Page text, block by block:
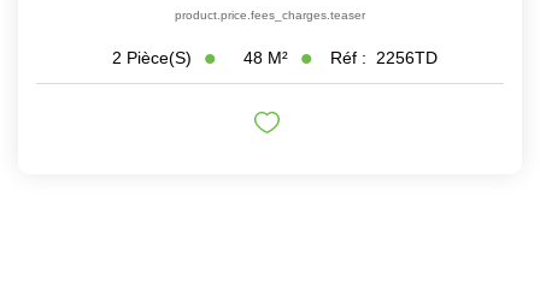
product.price.fees_charges.teaser
2 Pièce(s) 48 M² Réf : 2256TD